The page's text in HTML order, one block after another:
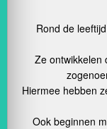
Rond de
Ze ontwikkelen
Hiermee hebben
Ook beginnen